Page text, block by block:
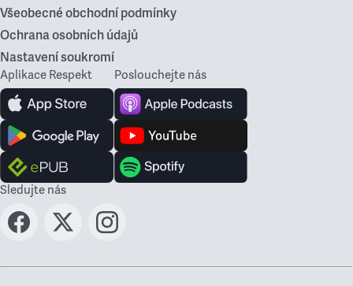
Všeobecné obchodní podmínky
Ochrana osobních údajů
Nastavení soukromí
Aplikace Respekt Poslouchejte nás
Sledujte nás